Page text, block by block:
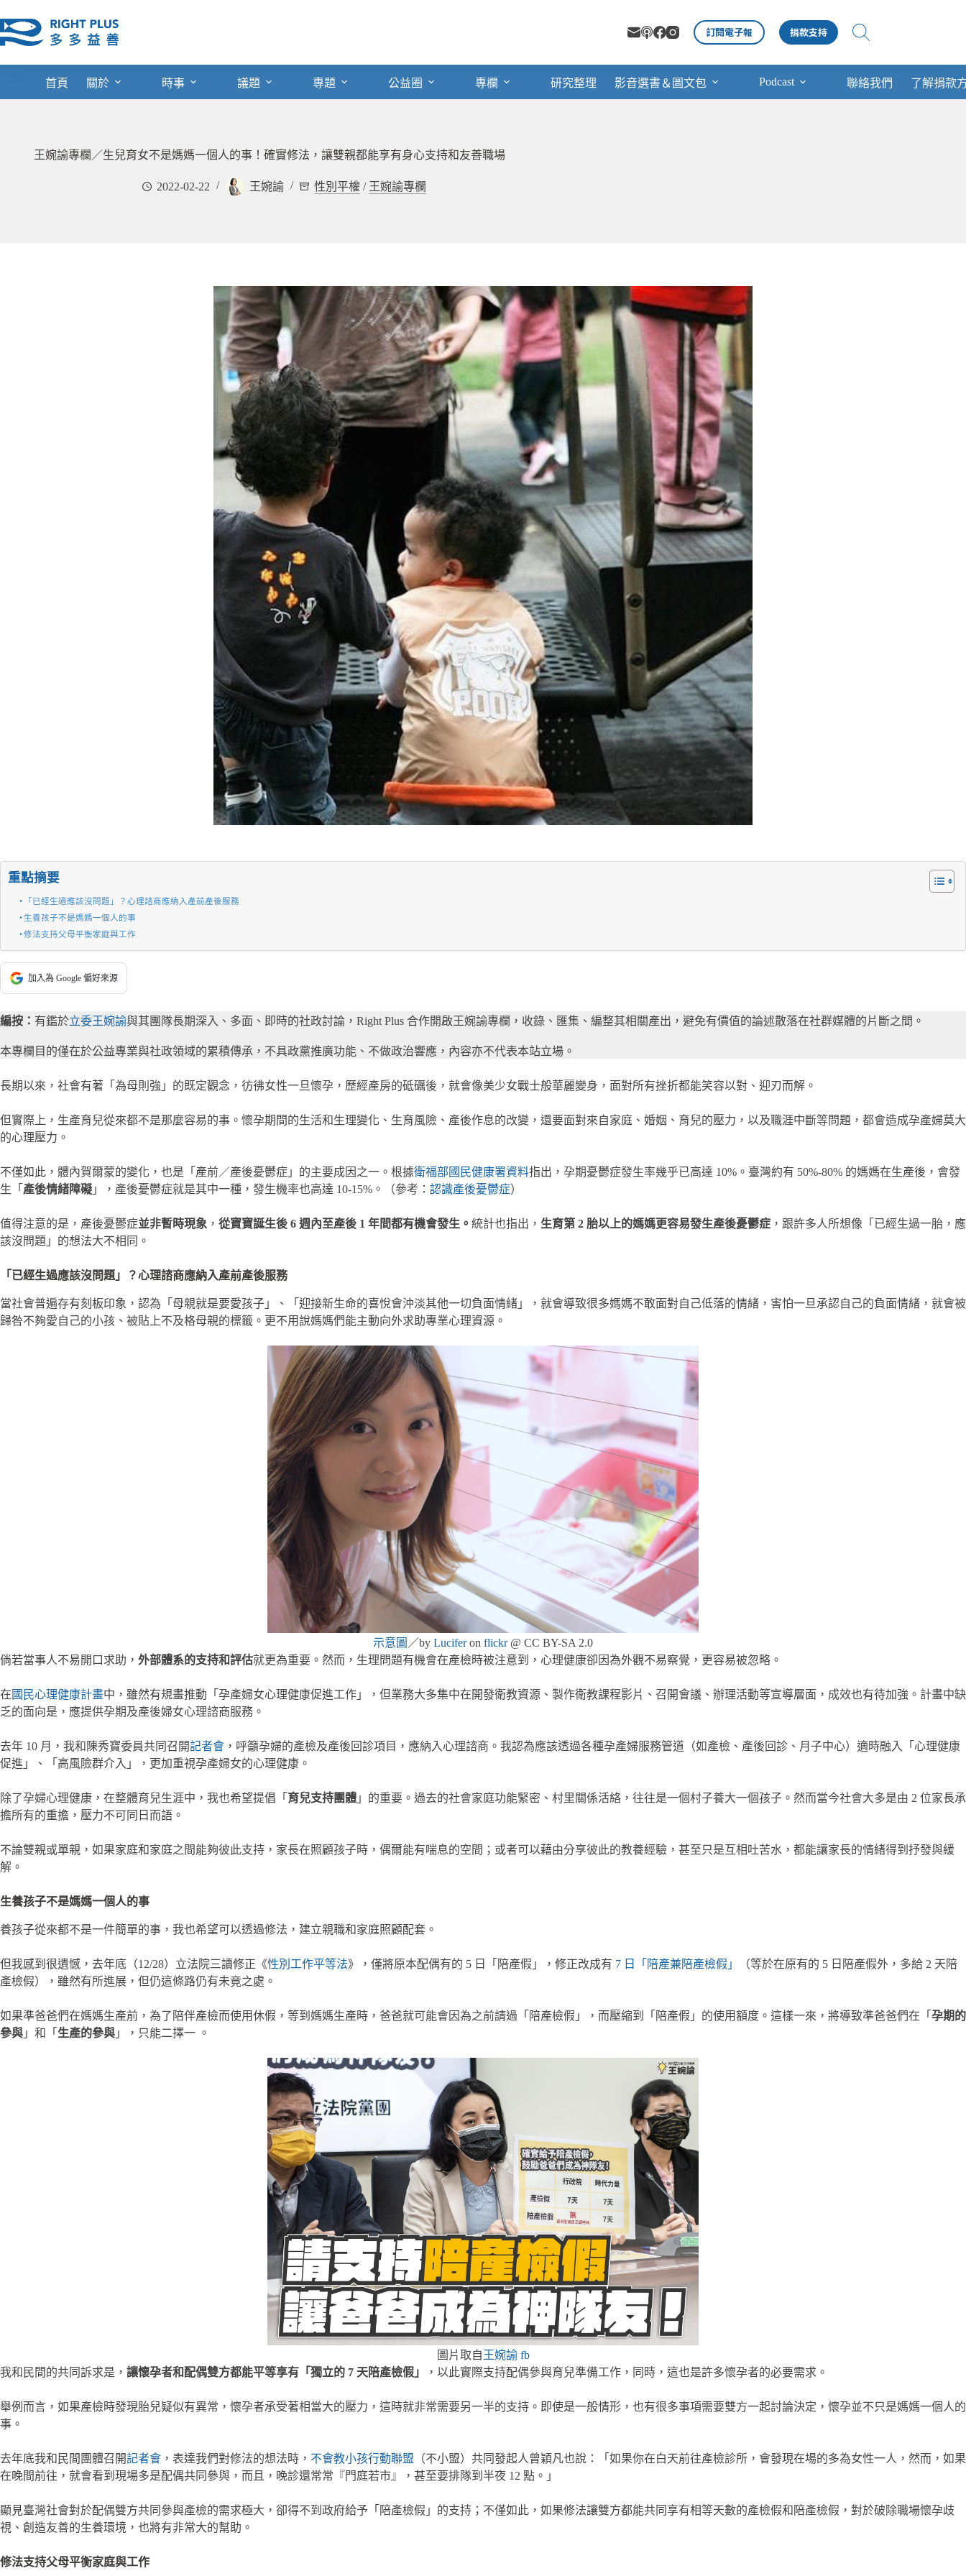
至
主
訂閱電子報 捐款支持
首頁 關於 時事 議題 專題 公益圈 專欄 研究整理 影音選書＆圖文包 Podcast 聯絡我們 了解捐款
王婉諭專欄／生兒育女不是媽媽一個人的事！確實修法，讓雙親都能享有身心支持和友善職場
2022-02-22 王婉諭 性別平權/ 王婉諭專欄
重點摘要
「已經生過應該沒問題」？心理諮商應納入產前產後服務
生養孩子不是媽媽一個人的事
修法支持父母平衡家庭與工作
加入為 Google 偏好來源
編按： 有鑑於立委王婉諭與其團隊長期深入、多面、即時的社政討論，Right Plus 合作開啟王婉諭專欄，收錄、匯集、編整其相關產出，避免有價值的論述散落在社群媒體的片斷之間。
本專欄目的僅在於公益專業與社政領域的累積傳承，不具政黨推廣功能、不做政治響應，內容亦不代表本站立場。
長期以來，社會有著「為母則強」的既定觀念，彷彿女性一旦懷孕，歷經產房的砥礪後，就會像美少女戰士般華麗變身，面對所有挫折都能笑容以對、迎刃而解。
但實際上，生產育兒從來都不是那麼容易的事。懷孕期間的生活和生理變化、生育風險、產後作息的改變，還要面對來自家庭、婚姻、育兒的壓力，以及職涯中斷等問題，都會造成孕產婦莫大
的心理壓力。
不僅如此，體內賀爾蒙的變化，也是「產前／產後憂鬱症」的主要成因之一。根據衛福部國民健康署資料指出，孕期憂鬱症發生率幾乎已高達 10%。臺灣約有 50%-80% 的媽媽在生產後，會發
生「 產後情緒障礙 」，產後憂鬱症就是其中一種，發生機率也高達 10-15%。（參考： 認識產後憂鬱症）
值得注意的是，產後憂鬱症並非暫時現象 ， 從寶寶誕生後 6 週內至產後 1 年間都有機會發生。 統計也指出， 生育第 2 胎以上的媽媽更容易發生產後憂鬱症 ，跟許多人所想像「已經生過一胎，應
該沒問題」的想法大不相同。
「已經生過應該沒問題」？心理諮商應納入產前產後服務
當社會普遍存有刻板印象，認為「母親就是要愛孩子」、「迎接新生命的喜悅會沖淡其他一切負面情緒」，就會導致很多媽媽不敢面對自己低落的情緒，害怕一旦承認自己的負面情緒，就會被
歸咎不夠愛自己的小孩、被貼上不及格母親的標籤。更不用說媽媽們能主動向外求助專業心理資源。
示意圖 ／by Luciferon flickr@ CC BY-SA 2.0
倘若當事人不易開口求助， 外部體系的支持和評估就更為重要。然而，生理問題有機會在產檢時被注意到，心理健康卻因為外觀不易察覺，更容易被忽略。
在 國民心理健康計畫中，雖然有規畫推動「孕產婦女心理健康促進工作」，但業務大多集中在開發衛教資源、製作衛教課程影片、召開會議、辦理活動等宣導層面，成效也有待加強。計畫中缺
乏的面向是，應提供孕期及產後婦女心理諮商服務。
去年 10 月，我和陳秀寶委員共同召開記者會 ，呼籲孕婦的產檢及產後回診項目，應納入心理諮商。我認為應該透過各種孕產婦服務管道（如產檢、產後回診、月子中心）適時融入「心理健康
促進」、「高風險群介入」，更加重視孕產婦女的心理健康。
除了孕婦心理健康，在整體育兒生涯中，我也希望提倡「 育兒支持團體 」的重要。過去的社會家庭功能緊密、村里關係活絡，往往是一個村子養大一個孩子。然而當今社會大多是由 2 位家長承
擔所有的重擔，壓力不可同日而語。
不論雙親或單親，如果家庭和家庭之間能夠彼此支持，家長在照顧孩子時，偶爾能有喘息的空間；或者可以藉由分享彼此的教養經驗，甚至只是互相吐苦水，都能讓家長的情緒得到抒發與緩
解。
生養孩子不是媽媽一個人的事
養孩子從來都不是一件簡單的事，我也希望可以透過修法，建立親職和家庭照顧配套。
但我感到很遺憾，去年底（12/28）立法院三讀修正《性別工作平等法》，僅將原本配偶有的 5 日「陪產假」，修正改成有 7 日「陪產兼陪產檢假」
（等於在原有的 5 日陪產假外，多給 2 天陪
產檢假），雖然有所進展，但仍這條路仍有未竟之處。
如果準爸爸們在媽媽生產前，為了陪伴產檢而使用休假，等到媽媽生產時，爸爸就可能會因為之前請過「陪產檢假」，而壓縮到「陪產假」的使用額度。這樣一來，將導致準爸爸們在「 孕期的
參與 」和「 生產的參與 」，只能二擇一 。
圖片取自 王婉諭 fb
我和民間的共同訴求是， 讓懷孕者和配偶雙方都能平等享有「獨立的 7 天陪產檢假」 ，以此實際支持配偶參與育兒準備工作，同時，這也是許多懷孕者的必要需求。
舉例而言，如果產檢時發現胎兒疑似有異常，懷孕者承受著相當大的壓力，這時就非常需要另一半的支持。即使是一般情形，也有很多事項需要雙方一起討論決定，懷孕並不只是媽媽一個人的
事。
去年底我和民間團體召開記者會 ，表達我們對修法的想法時， 不會教小孩行動聯盟 （不小盟）共同發起人曾穎凡也說：「如果你在白天前往產檢診所，會發現在場的多為女性一人，然而，如果
在晚間前往，就會看到現場多是配偶共同參與，而且，晚診還常常『門庭若市』，甚至要排隊到半夜 12 點。」
顯見臺灣社會對於配偶雙方共同參與產檢的需求極大，卻得不到政府給予「陪產檢假」的支持；不僅如此，如果修法讓雙方都能共同享有相等天數的產檢假和陪產檢假，對於破除職場懷孕歧
視、創造友善的生養環境，也將有非常大的幫助。
修法支持父母平衡家庭與工作